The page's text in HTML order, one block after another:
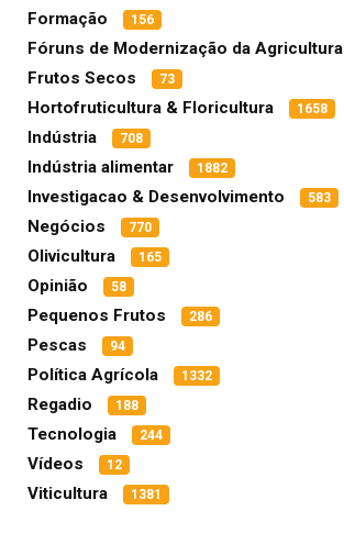
Formação 156
Fóruns de Modernização da Agricultura
Frutos Secos 73
Hortofruticultura & Floricultura 1658
Indústria 708
Indústria alimentar 1882
Investigacao & Desenvolvimento 583
Negócios 770
Olivicultura 165
Opinião 58
Pequenos Frutos 286
Pescas 94
Política Agrícola 1332
Regadio 188
Tecnologia 244
Vídeos 12
Viticultura 1381